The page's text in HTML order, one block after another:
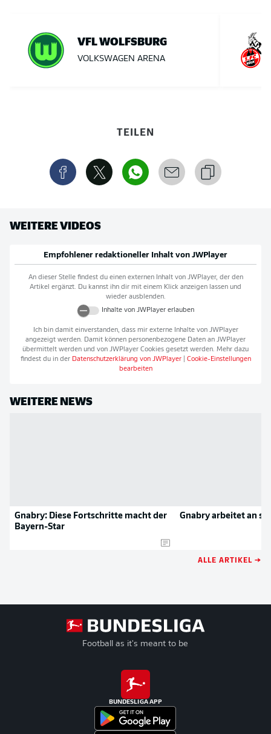
VFL WOLFSBURG
VOLKSWAGEN ARENA
TEILEN
WEITERE VIDEOS
Empfohlener redaktioneller Inhalt von JWPlayer
An dieser Stelle findest du einen externen Inhalt von JWPlayer, der den
Artikel ergänzt. Du kannst ihn dir mit einem Klick anzeigen lassen und
wieder ausblenden.
Inhalte von JWPlayererlauben
Ich bin damit einverstanden, dass mir externe Inhalte von JWPlayer
angezeigt werden. Damit können personenbezogene Daten an JWPlayer
übermittelt werden und von JWPlayer Cookies gesetzt werden. Mehr dazu
findest du in der Datenschutzerklärung von JWPlayer| Cookie-Einstellungen
bearbeiten
WEITERE NEWS
Gnabry: Diese Fortschritte macht der
Bayern-Star
Gnabry arbeitet an
ALLE ARTIKEL →
Football as it's meant to be
BUNDESLIGA APP